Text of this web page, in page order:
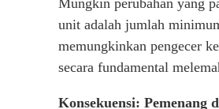
Mungkin perubahan yang
unit adalah jumlah
memungkinkan pengecer
secara fundamental
Konsekuensi: Pemenang